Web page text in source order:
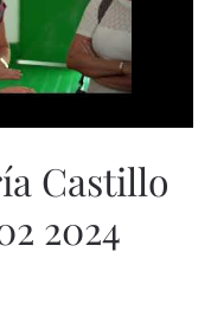
Castillo
2024